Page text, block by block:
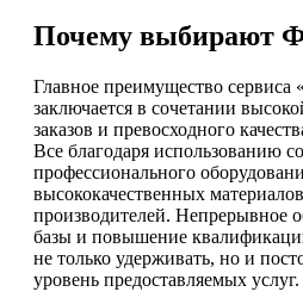
Почему выбирают
Главное преимущество сервиса
заключается в сочетании
заказов и превосходного
Все благодаря использованию
профессионального
высококачественных
производителей. Непрерывное
базы и повышение
не только удерживать, но и
уровень предоставляемых услуг.